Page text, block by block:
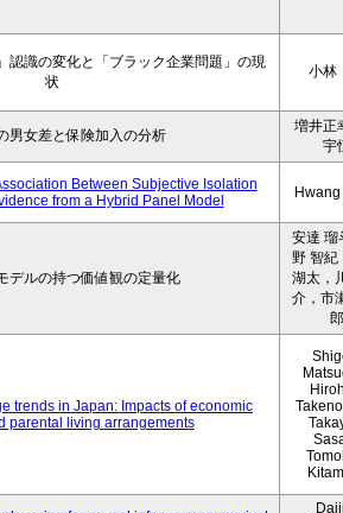
認識の変化と「ブラック企業問題」の現
状
小
男女差と保険加入の分析
増井正
宇
Between Subjective Isolation
from a Hybrid Panel Model
デルの持つ価値観の定量化
安達 瑠
野 智紀
湖太，
介，市
郎
trends in Japan: Impacts of economic
parental living arrangements